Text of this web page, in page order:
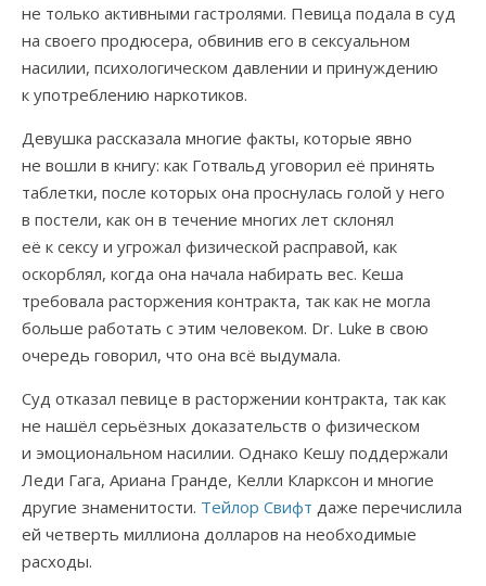
не только активными гастролями. Певица подала в суд
на своего продюсера, обвинив его в сексуальном
насилии, психологическом давлении и принуждению
к употреблению наркотиков.
Девушка рассказала многие факты, которые явно
не вошли в книгу: как Готвальд уговорил её принять
таблетки, после которых она проснулась голой у него
в постели, как он в течение многих лет склонял
её к сексу и угрожал физической расправой, как
оскорблял, когда она начала набирать вес. Кеша
требовала расторжения контракта, так как не могла
больше работать с этим человеком. Dr. Luke в свою
очередь говорил, что она всё выдумала.
Суд отказал певице в расторжении контракта, так как
не нашёл серьёзных доказательств о физическом
и эмоциональном насилии. Однако Кешу поддержали
Леди Гага, Ариана Гранде, Келли Кларксон и многие
другие знаменитости. Тейлор Свифт даже перечислила
ей четверть миллиона долларов на необходимые
расходы.